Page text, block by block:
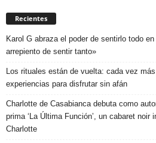
Recientes
Karol G abraza el poder de sentirlo todo
arrepiento de sentir tanto»
Los rituales están de vuelta: cada vez
experiencias para disfrutar sin afán
Charlotte de Casabianca debuta como
prima ‘La Última Función’, un cabaret noir
Charlotte